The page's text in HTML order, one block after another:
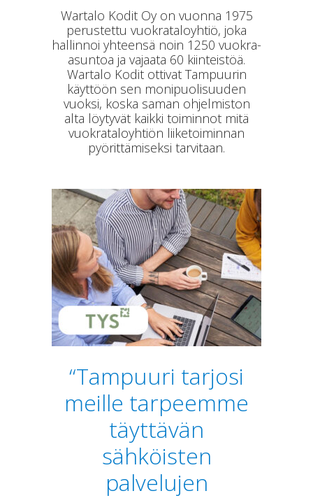
Wartalo Kodit Oy on vuonna 1975
perustettu vuokrataloyhtiö, joka
hallinnoi yhteensä noin 1250 vuokra-
asuntoa ja vajaata 60 kiinteistöä.
Wartalo Kodit ottivat Tampuurin
käyttöön sen monipuolisuuden
vuoksi, koska saman ohjelmiston
alta löytyvät kaikki toiminnot mitä
vuokrataloyhtiön liiketoiminnan
pyörittämiseksi tarvitaan.
“Tampuuri tarjosi
meille tarpeemme
täyttävän
sähköisten
palvelujen